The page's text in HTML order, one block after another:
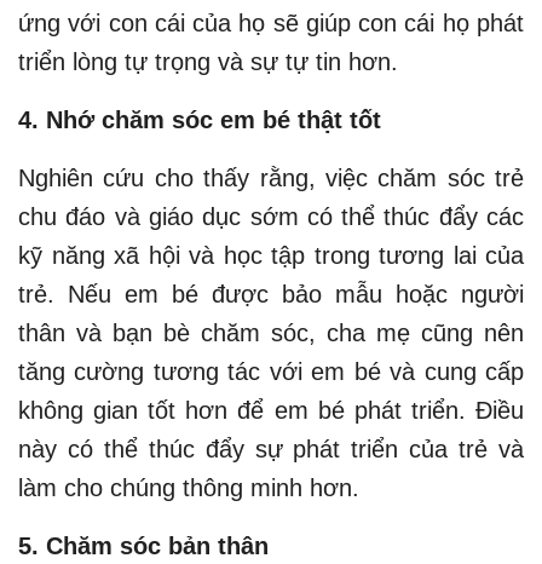
ứng với con cái của họ sẽ giúp con cái họ phát
triển lòng tự trọng và sự tự tin hơn.
4. Nhớ chăm sóc em bé thật tốt
Nghiên cứu cho thấy rằng, việc chăm sóc trẻ
chu đáo và giáo dục sớm có thể thúc đẩy các
kỹ năng xã hội và học tập trong tương lai của
trẻ. Nếu em bé được bảo mẫu hoặc người
thân và bạn bè chăm sóc, cha mẹ cũng nên
tăng cường tương tác với em bé và cung cấp
không gian tốt hơn để em bé phát triển. Điều
này có thể thúc đẩy sự phát triển của trẻ và
làm cho chúng thông minh hơn.
5. Chăm sóc bản thân